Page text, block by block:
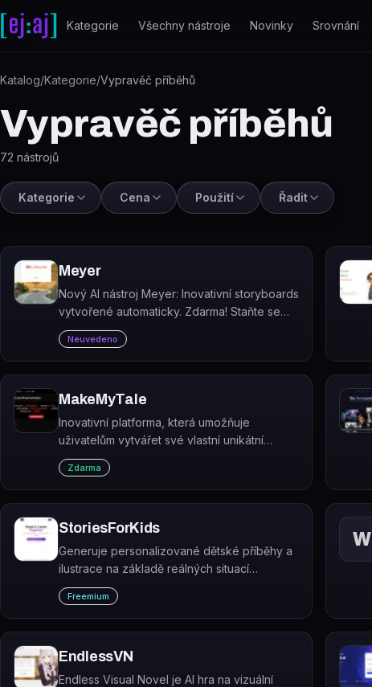
Přeskočit na obsah
Kategorie Všechny nástroje Novinky Srovnání
Katalog/Kategorie/Vypravěč příběhů
Vypravěč příběhů
72 nástrojů
Kategorie Cena Použití Řadit
Meyer
Nový AI nástroj Meyer: Inovativní storyboards
vytvořené automaticky. Zdarma! Staňte se
skvělým vypravěčem příběhů a generujte
úžasné obrázky. #storyteller
#imagegenerator
Neuvedeno
MakeMyTale
Inovativní platforma, která umožňuje
uživatelům vytvářet své vlastní unikátní
příběhy pomocí technologie AI. MakeMyTale
poskytuje snadný a vzrušující způsob, jak
přivést příběhy k životu.
Zdarma
StoriesForKids
Generuje personalizované dětské příběhy a
ilustrace na základě reálných situací
zadaných rodičem.
Freemium
W
EndlessVN
Endless Visual Novel je AI hra na vizuální